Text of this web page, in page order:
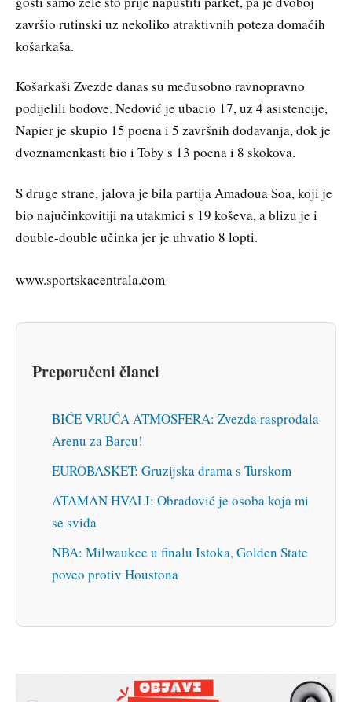
završio rutinski uz nekoliko atraktivnih poteza domaćih
košarkaša.
Košarkaši Zvezde danas su međusobno ravnopravno
podijelili bodove. Nedović je ubacio 17, uz 4 asistencije,
Napier je skupio 15 poena i 5 završnih dodavanja, dok je
dvoznamenkasti bio i Toby s 13 poena i 8 skokova.
S druge strane, jalova je bila partija Amadoua Soa, koji je
bio najučinkovitiji na utakmici s 19 koševa, a blizu je i
double-double učinka jer je uhvatio 8 lopti.
www.sportskacentrala.com
Preporučeni članci
BIĆE VRUĆA ATMOSFERA: Zvezda rasprodala
Arenu za Barcu!
EUROBASKET: Gruzijska drama s Turskom
ATAMAN HVALI: Obradović je osoba koja mi
se sviđa
NBA: Milwaukee u finalu Istoka, Golden State
poveo protiv Houstona